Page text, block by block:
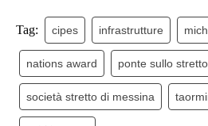
Tag: cipes infrastrutture
nations award ponte sullo stretto
società stretto di messina